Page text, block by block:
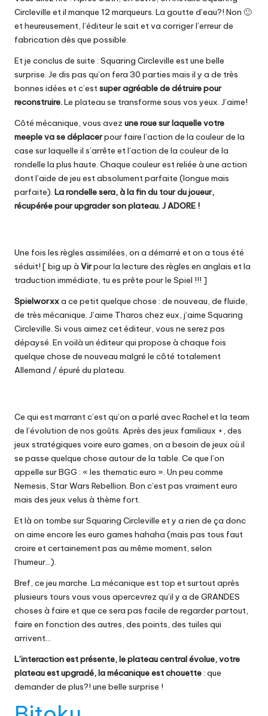
Circleville et il manque 12 marqueurs. La goutte d’eau?! Non 🙂
et heureusement, l’éditeur le sait et va corriger l’erreur de
fabrication dès que possible.
Et je conclus de suite : Squaring Circleville est une belle
surprise. Je dis pas qu’on fera 30 parties mais il y a de très
bonnes idées et c’estsuper agréable de détruire pour
reconstruire.Le plateau se transforme sous vos yeux. J’aime!
Côté mécanique, vous avez une roue sur laquelle votre
meeple va se déplacerpour faire l’action de la couleur de la
case sur laquelle il s’arrête et l’action de la couleur de la
rondelle la plus haute. Chaque couleur est reliée à une action
dont l’aide de jeu est absolument parfaite (longue mais
parfaite). La rondelle sera, à la fin du tour du joueur,
récupérée pour upgrader son plateau. J ADORE !
Une fois les règles assimilées, on a démarré et on a tous été
séduit! [ big up à Virpour la lecture des règles en anglais et la
traduction immédiate, tu es prête pour le Spiel !!! ]
Spielworxxa ce petit quelque chose : de nouveau, de fluide,
de très mécanique. J’aime Tharos chez eux, j’aime Squaring
Circleville. Si vous aimez cet éditeur, vous ne serez pas
dépaysé. En voilà un éditeur qui propose à chaque fois
quelque chose de nouveau malgré le côté totalement
Allemand / épuré du plateau.
Ce qui est marrant c’est qu’on a parlé avec Rachel et la team
de l’évolution de nos goûts. Après des jeux familiaux +, des
jeux stratégiques voire euro games, on a besoin de jeux où il
se passe quelque chose autour de la table. Ce que l’on
appelle sur BGG : « les thematic euro ». Un peu comme
Nemesis, Star Wars Rebellion. Bon c’est pas vraiment euro
mais des jeux velus à thème fort.
Et là on tombe sur Squaring Circleville et y a rien de ça donc
on aime encore les euro games hahaha (mais pas tous faut
croire et certainement pas au même moment, selon
l’humeur…).
Bref, ce jeu marche. La mécanique est top et surtout après
plusieurs tours vous vous apercevrez qu’il y a de GRANDES
choses à faire et que ce sera pas facile de regarder partout,
faire en fonction des autres, des points, des tuiles qui
arrivent…
L’interaction est présente, le plateau central évolue, votre
plateau est upgradé, la mécanique est chouette: que
demander de plus?! une belle surprise !